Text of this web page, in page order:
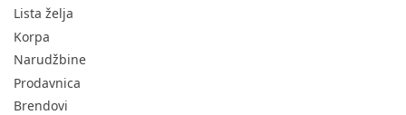
Lista želja
Korpa
Narudžbine
Prodavnica
Brendovi